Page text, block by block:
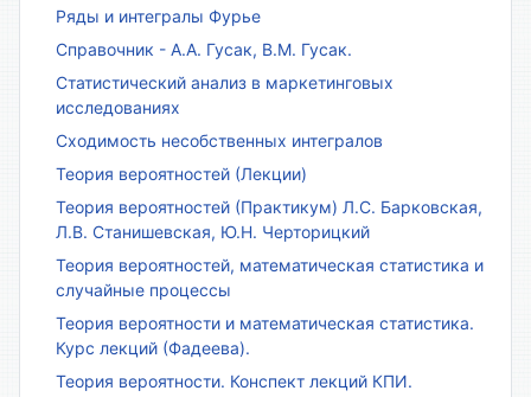
Ряды и интегралы Фурье
Справочник - А.А. Гусак, В.М. Гусак.
Статистический анализ в маркетинговых
исследованиях
Сходимость несобственных интегралов
Теория вероятностей (Лекции)
Теория вероятностей (Практикум) Л.С. Барковская,
Л.В. Станишевская, Ю.Н. Черторицкий
Теория вероятностей, математическая статистика и
случайные процессы
Теория вероятности и математическая статистика.
Курс лекций (Фадеева).
Теория вероятности. Конспект лекций КПИ.